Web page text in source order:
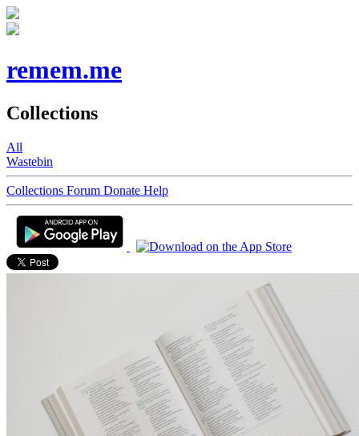
remem.me
Collections
All
Wastebin
Collections Forum Donate Help